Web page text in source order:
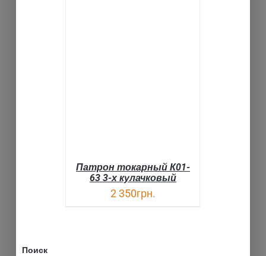
Патрон токарный К01-
63 3-х кулачковый
2 350грн.
Поиск